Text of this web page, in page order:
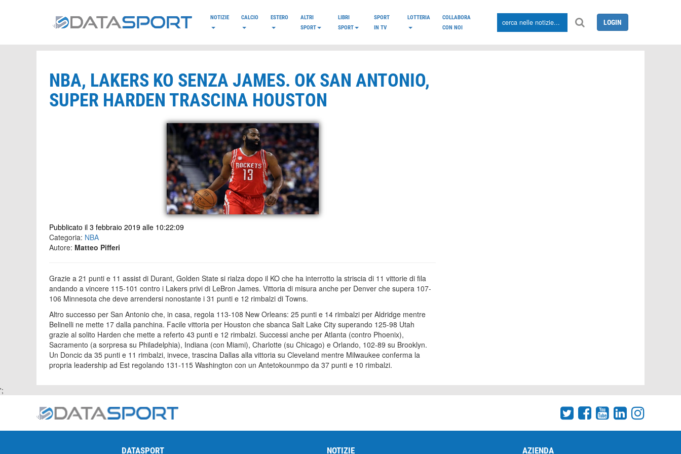
NOTIZIE CALCIO ESTERO
ALTRI
SPORT
LIBRI
SPORT
SPORT
IN TV
LOTTERIA
COLLABORA
CON NOI
LOGIN
NBA, LAKERS KO SENZA JAMES. OK SAN ANTONIO,
SUPER HARDEN TRASCINA HOUSTON
Pubblicato il 3 febbraio 2019 alle 10:22:09
Categoria: NBA
Autore: Matteo Pifferi
Grazie a 21 punti e 11 assist di Durant, Golden State si rialza dopo il KO che ha interrotto la striscia di 11 vittorie di fila
andando a vincere 115-101 contro i Lakers privi di LeBron James. Vittoria di misura anche per Denver che supera 107-
106 Minnesota che deve arrendersi nonostante i 31 punti e 12 rimbalzi di Towns.
Altro successo per San Antonio che, in casa, regola 113-108 New Orleans: 25 punti e 14 rimbalzi per Aldridge mentre
Belinelli ne mette 17 dalla panchina. Facile vittoria per Houston che sbanca Salt Lake City superando 125-98 Utah
grazie al solito Harden che mette a referto 43 punti e 12 rimbalzi. Successi anche per Atlanta (contro Phoenix),
Sacramento (a sorpresa su Philadelphia), Indiana (con Miami), Charlotte (su Chicago) e Orlando, 102-89 su Brooklyn.
Un Doncic da 35 punti e 11 rimbalzi, invece, trascina Dallas alla vittoria su Cleveland mentre Milwaukee conferma la
propria leadership ad Est regolando 131-115 Washington con un Antetokounmpo da 37 punti e 10 rimbalzi.
';
DATASPORT NOTIZIE AZIENDA